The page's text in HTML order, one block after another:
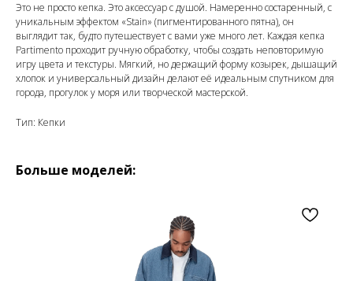
Это не просто кепка. Это аксессуар с душой. Намеренно состаренный, с
уникальным эффектом «Stain» (пигментированного пятна), он
выглядит так, будто путешествует с вами уже много лет. Каждая кепка
Partimento проходит ручную обработку, чтобы создать неповторимую
игру цвета и текстуры. Мягкий, но держащий форму козырек, дышащий
хлопок и универсальный дизайн делают её идеальным спутником для
города, прогулок у моря или творческой мастерской.
Тип: Кепки
Больше моделей: